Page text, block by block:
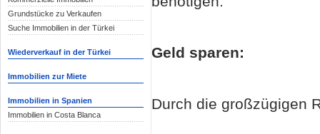
Grundstücke zu Verkaufen
Suche Immobilien in der Türkei
Wiederverkauf in der Türkei
Immobilien zur Miete
Immobilien in Spanien
Immobilien in Costa Blanca
Geld sparen:
Durch die großzügigen